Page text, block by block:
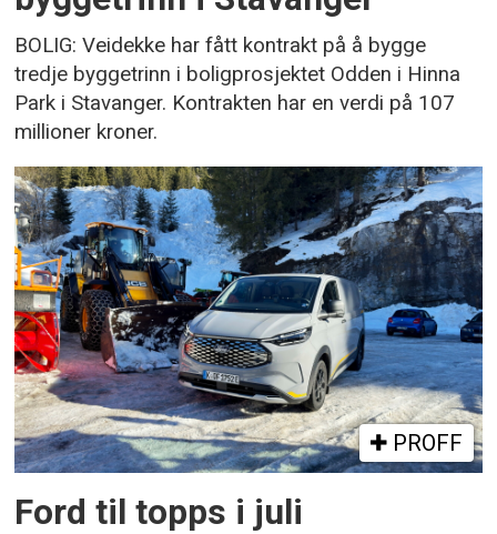
BOLIG: Veidekke har fått kontrakt på å bygge
tredje byggetrinn i boligprosjektet Odden i Hinna
Park i Stavanger. Kontrakten har en verdi på 107
millioner kroner.
PROFF
Ford til topps i juli